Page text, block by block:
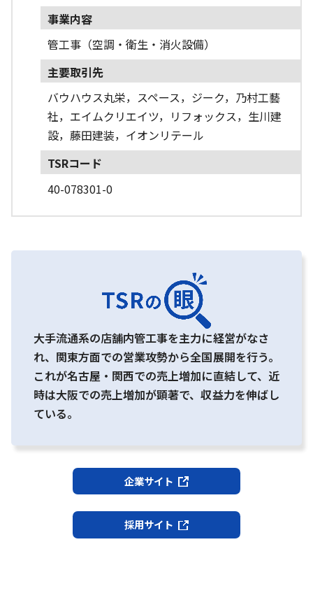
事業内容
管工事（空調・衛生・消火設備）
主要取引先
バウハウス丸栄，スペース，ジーク，乃村工藝
社，エイムクリエイツ，リフォックス，生川建
設，藤田建装，イオンリテール
TSRコード
40-078301-0
大手流通系の店舗内管工事を主力に経営がなさ
れ、関東方面での営業攻勢から全国展開を行う。
これが名古屋・関西での売上増加に直結して、近
時は大阪での売上増加が顕著で、収益力を伸ばし
ている。
企業サイト
採用サイト